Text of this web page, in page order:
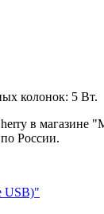
колонок: 5 Вт.
в магазине
России.
USB)"